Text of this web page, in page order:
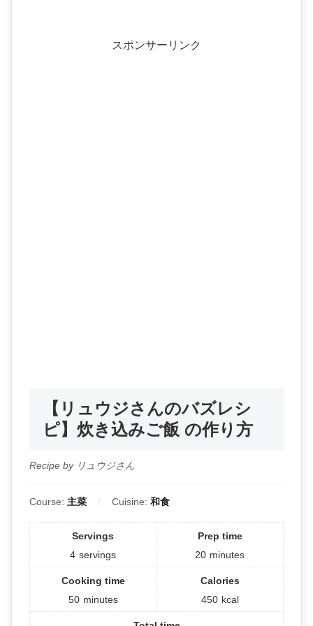
スポンサーリンク
【リュウジさんのバズレシ
ピ】炊き込みご飯 の作り方
Recipe by リュウジさん
Course: 主菜 Cuisine: 和食
Servings
4 servings
Prep time
20 minutes
Cooking time
50 minutes
Calories
450 kcal